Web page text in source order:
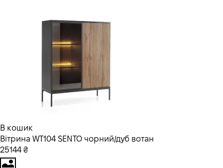
В кошик
Вітрина WT104 SENTO чорний/дуб вотан
25144 ₴